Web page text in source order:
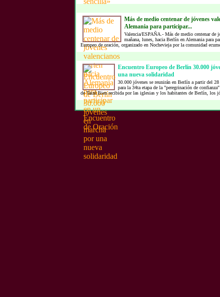
Más de medio centenar de jóvenes
Alemania para participar...
Valencia/ESPAÑA.- Más de medio centenar de
mañana, lunes, hacia Berlín en Alemania para
Europeo de oración, organizado en Nochevieja por la comunidad
Encuentro Europeo de Berlín 30.000
una nueva solidaridad
30.000 jóvenes se reunirán en Berlín a partir del
para la 34ta etapa de la "peregrinación de
de Taizé.Bien recibida por las iglesias y los habitantes de Berlín, los